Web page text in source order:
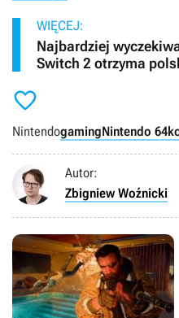
WIĘCEJ:
Najbardziej
Switch 2 otrzyma

NintendogamingNintendo 64
Autor:
Zbigniew Woźnicki